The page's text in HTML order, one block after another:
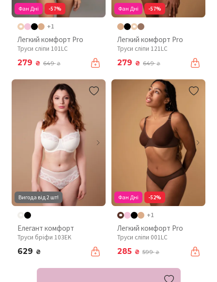
Фан Дні -57%
+1
Легкий комфорт Pro
Труси сліпи 101LC
279 ₴ 649₴
Фан Дні -57%
Легкий комфорт Pro
Труси сліпи 121LC
279 ₴ 649₴
Вигода від 2 шт!
Елегант комфорт
Труси бріфи 103EK
629 ₴
Фан Дні -52%
+1
Легкий комфорт Pro
Труси сліпи 001LC
285 ₴ 599₴